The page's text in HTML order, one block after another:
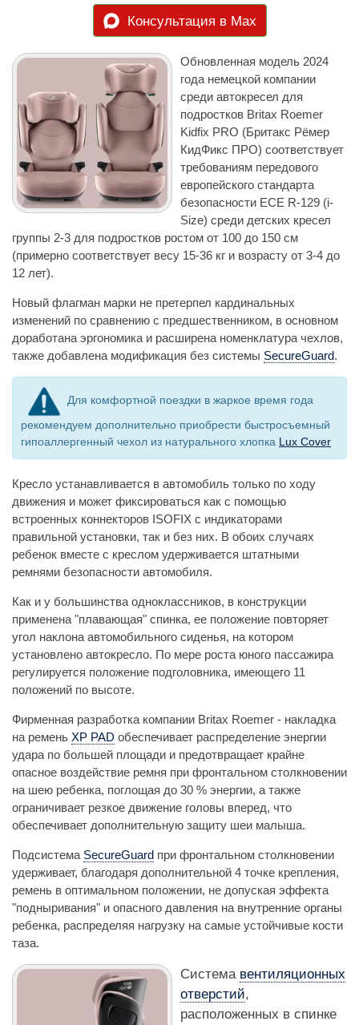
Консультация в Max
Обновленная модель 2024
года немецкой компании
среди автокресел для
подростков Britax Roemer
Kidfix PRO (Бритакс Рёмер
КидФикс ПРО) соответствует
требованиям передового
европейского стандарта
безопасности ECE R-129 (i-
Size) среди детских кресел
группы 2-3 для подростков ростом от 100 до 150 см
(примерно соответствует весу 15-36 кг и возрасту от 3-4 до
12 лет).
Новый флагман марки не претерпел кардинальных
изменений по сравнению с предшественником, в основном
доработана эргономика и расширена номенклатура чехлов,
также добавлена модификация без системы SecureGuard.
Для комфортной поездки в жаркое время года
рекомендуем дополнительно приобрести быстросъемный
гипоаллергенный чехол из натурального хлопка Lux Cover
Кресло устанавливается в автомобиль только по ходу
движения и может фиксироваться как с помощью
встроенных коннекторов ISOFIX с индикаторами
правильной установки, так и без них. В обоих случаях
ребенок вместе с креслом удерживается штатными
ремнями безопасности автомобиля.
Как и у большинства одноклассников, в конструкции
применена "плавающая" спинка, ее положение повторяет
угол наклона автомобильного сиденья, на котором
установлено автокресло. По мере роста юного пассажира
регулируется положение подголовника, имеющего 11
положений по высоте.
Фирменная разработка компании Britax Roemer - накладка
на ремень XP PAD обеспечивает распределение энергии
удара по большей площади и предотвращает крайне
опасное воздействие ремня при фронтальном столкновении
на шею ребенка, поглощая до 30 % энергии, а также
ограничивает резкое движение головы вперед, что
обеспечивает дополнительную защиту шеи малыша.
Подсистема SecureGuard при фронтальном столкновении
удерживает, благодаря дополнительной 4 точке крепления,
ремень в оптимальном положении, не допуская эффекта
"подныривания" и опасного давления на внутренние органы
ребенка, распределяя нагрузку на самые устойчивые кости
таза.
Система вентиляционных
отверстий,
расположенных в спинке